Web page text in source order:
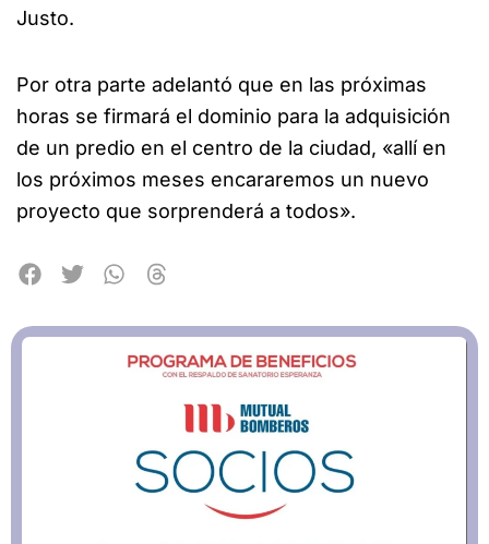
Justo.
Por otra parte adelantó que en las próximas
horas se firmará el dominio para la adquisición
de un predio en el centro de la ciudad, «allí en
los próximos meses encararemos un nuevo
proyecto que sorprenderá a todos».